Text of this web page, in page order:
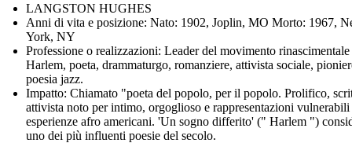
LANGSTON HUGHES
Anni di vita e posizione: Nato: 1902, Joplin, MO Morto: 1967,
York, NY
Professione o realizzazioni: Leader del movimento
Harlem, poeta, drammaturgo, romanziere, attivista sociale,
poesia jazz.
Impatto: Chiamato "poeta del popolo, per il popolo. Prolifico,
attivista noto per intimo, orgoglioso e rappresentazioni
esperienze afro americani. 'Un sogno differito' (" Harlem ")
uno dei più influenti poesie del secolo.